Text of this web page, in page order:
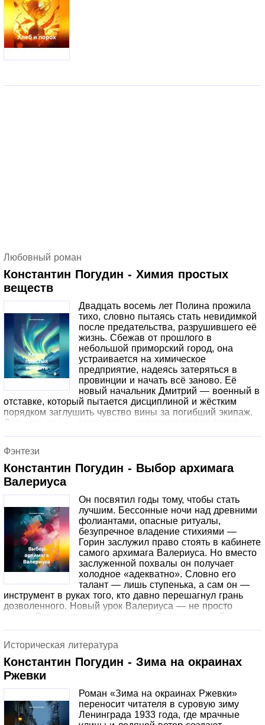
Любовный роман
Константин Погудин - Химия простых
веществ
Двадцать восемь лет Полина прожила
тихо, словно пытаясь стать невидимкой
после предательства, разрушившего её
жизнь. Сбежав от прошлого в
небольшой приморский город, она
устраивается на химическое
предприятие, надеясь затеряться в
провинции и начать всё заново. Её
новый начальник Дмитрий — военный в
отставке, который пытается дисциплиной и жёстким
порядком заглушить чувство вины за погибший экипаж.
Для него она — всего лишь очередная подчинённая.
холодным осенним дождём, между ними происходит то,
чего никто не ожидал. Один поцелуй, разделивший жизнь
на «до» и «после». Смогут ли два сломленных человека,
боящихся доверять и любить, построить нечто прочное?
Или их чувства, как химическая реакция, рискуют
взорвать всё, что у них было? Роман о том, что дом —
это не место, а люди. И что от себя и своего счастья
убегать бесполезно — оно всегда догонит.
Фэнтези
Константин Погудин - Выбор архимага
Валериуса
Он посвятил годы тому, чтобы стать
лучшим. Бессонные ночи над древними
фолиантами, опасные ритуалы,
безупречное владение стихиями —
Горин заслужил право стоять в кабинете
самого архимага Валериуса. Но вместо
заслуженной похвалы он получает
холодное «адекватно». Словно его
талант — лишь ступенька, а сам он —
инструмент в руках того, кто давно перешагнул грань
дозволенного. Новый урок Валериуса — не просто
магия. Это приглашение во тьму. Сундук, полный
Но Горин чувствует: платой станет его собственная
душа. Что выберет тот, кто привык идти к цели? Остаться
«адекватным» или заглянуть в обсидиановую гладь, где
вместо отражения — бездна?
Историческая литература
Константин Погудин - Зима на окраинах
Ржевки
Роман «Зима на окраинах Ржевки»
переносит читателя в суровую зиму
Ленинграда 1933 года, где мрачные